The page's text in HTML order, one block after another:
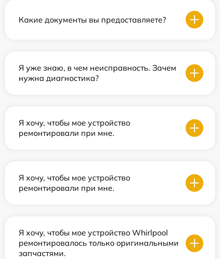
Какие документы вы предоставляете?
Я уже знаю, в чем неисправность. Зачем
нужна диагностика?
Я хочу, чтобы мое устройство
ремонтировали при мне.
Я хочу, чтобы мое устройство
ремонтировали при мне.
Я хочу, чтобы мое устройство Whirlpool
ремонтировалось только оригинальными
запчастями.